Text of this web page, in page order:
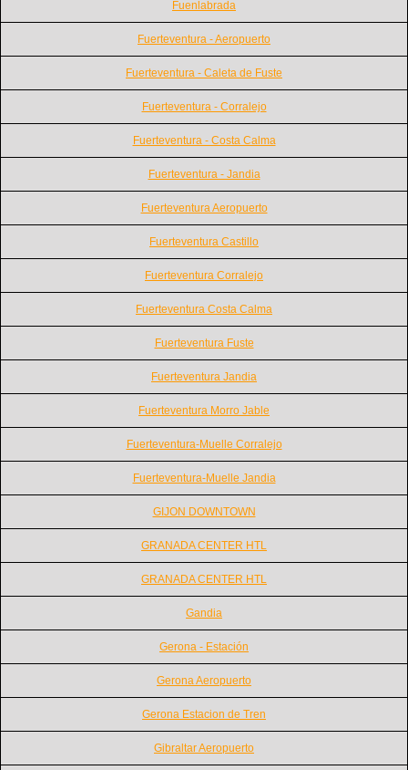
Fuenlabrada
Fuerteventura - Aeropuerto
Fuerteventura - Caleta de Fuste
Fuerteventura - Corralejo
Fuerteventura - Costa Calma
Fuerteventura - Jandia
Fuerteventura Aeropuerto
Fuerteventura Castillo
Fuerteventura Corralejo
Fuerteventura Costa Calma
Fuerteventura Fuste
Fuerteventura Jandia
Fuerteventura Morro Jable
Fuerteventura-Muelle Corralejo
Fuerteventura-Muelle Jandia
GIJON DOWNTOWN
GRANADA CENTER HTL
GRANADA CENTER HTL
Gandia
Gerona - Estación
Gerona Aeropuerto
Gerona Estacion de Tren
Gibraltar Aeropuerto